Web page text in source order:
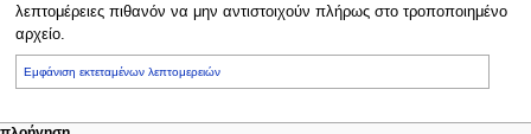
λεπτομέρειες πιθανόν να μην αντιστοιχούν πλήρως στο τροποποιημένο
αρχείο.
Εμφάνιση εκτεταμένων λεπτομερειών
ενέργειες σελίδας
προσωπικά εργαλεία